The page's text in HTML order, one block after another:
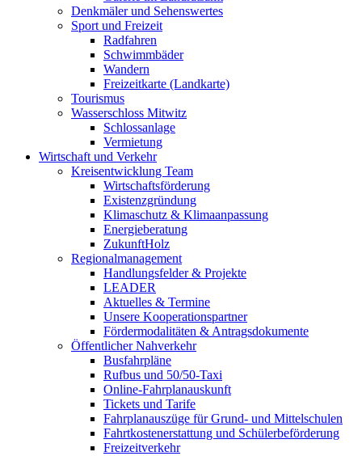
Denkmäler und Sehenswertes
Sport und Freizeit
Radfahren
Schwimmbäder
Wandern
Freizeitkarte (Landkarte)
Tourismus
Wasserschloss Mitwitz
Schlossanlage
Vermietung
Wirtschaft und Verkehr
Kreisentwicklung Team
Wirtschaftsförderung
Existenzgründung
Klimaschutz & Klimaanpassung
Energieberatung
ZukunftHolz
Regionalmanagement
Handlungsfelder & Projekte
LEADER
Aktuelles & Termine
Unsere Kooperationspartner
Fördermodalitäten & Antragsdokumente
Öffentlicher Nahverkehr
Busfahrpläne
Rufbus und 50/50-Taxi
Online-Fahrplanauskunft
Tickets und Tarife
Fahrplanauszüge für Grund- und Mittelschulen
Fahrtkostenerstattung und Schülerbeförderung
Freizeitverkehr